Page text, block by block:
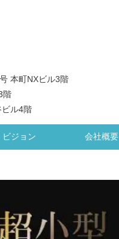
本町NXビル3階
階
ル4階
ビジョン 会社概要